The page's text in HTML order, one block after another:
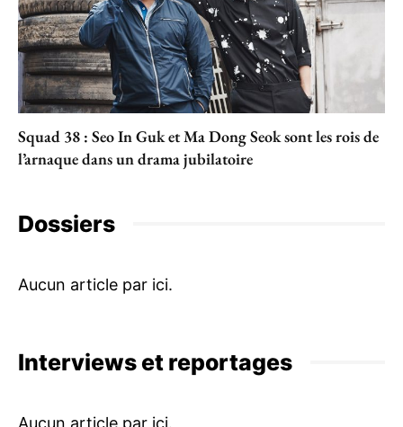
Squad 38 : Seo In Guk et Ma Dong Seok sont les rois de
l’arnaque dans un drama jubilatoire
Dossiers
Interviews et reportages